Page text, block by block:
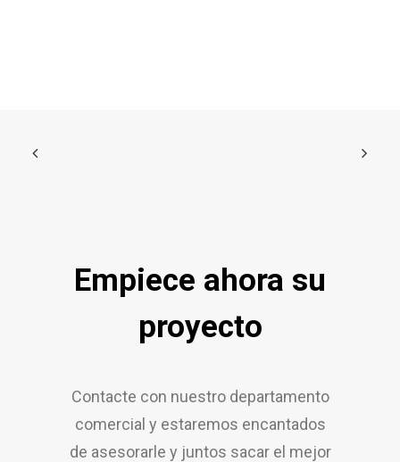
Empiece ahora su
proyecto
Contacte con nuestro departamento
comercial y estaremos encantados
de asesorarle y juntos sacar el mejor